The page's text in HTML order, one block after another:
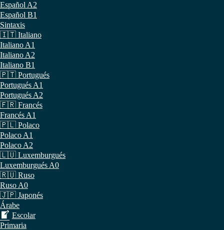
Español A2
Español B1
Sintaxis
🇮🇹 Italiano
Italiano A1
Italiano A2
Italiano B1
🇵🇹 Portugués
Portugués A1
Portugués A2
🇫🇷 Francés
Francés A1
🇵🇱 Polaco
Polaco A1
Polaco A2
🇱🇺 Luxemburgués
Luxemburgués A0
🇷🇺 Ruso
Ruso A0
🇯🇵 Japonés
Árabe
Escolar
Primaria